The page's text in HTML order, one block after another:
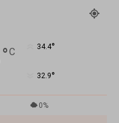
°C 34.4°
32.9°
0%